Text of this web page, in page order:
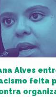
Alves
feita